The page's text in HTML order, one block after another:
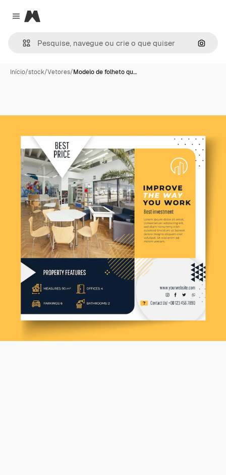
Close menu
Magnific
Início/stock/Vetores/Modelo de folheto qu…